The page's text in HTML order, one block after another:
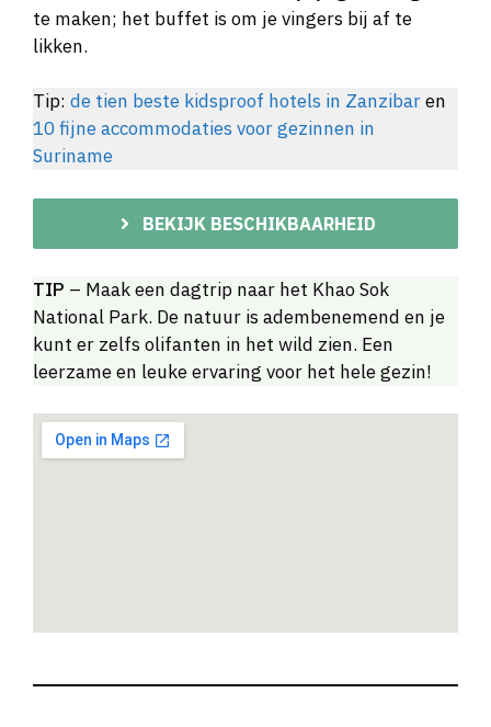
te maken; het buffet is om je vingers bij af te
likken.
Tip: de tien beste kidsproof hotels in Zanzibaren
10 fijne accommodaties voor gezinnen in
Suriname
BEKIJK BESCHIKBAARHEID
TIP – Maak een dagtrip naar het Khao Sok
National Park. De natuur is adembenemend en je
kunt er zelfs olifanten in het wild zien. Een
leerzame en leuke ervaring voor het hele gezin!